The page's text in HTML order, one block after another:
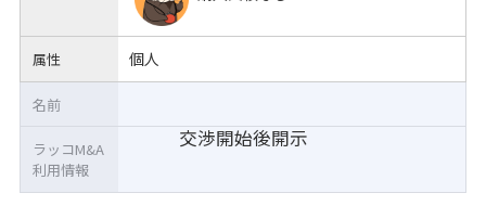
属性 個人
交渉開始後開示
名前
ラッコM&A
利用情報